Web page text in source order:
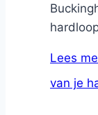
Lees
van je